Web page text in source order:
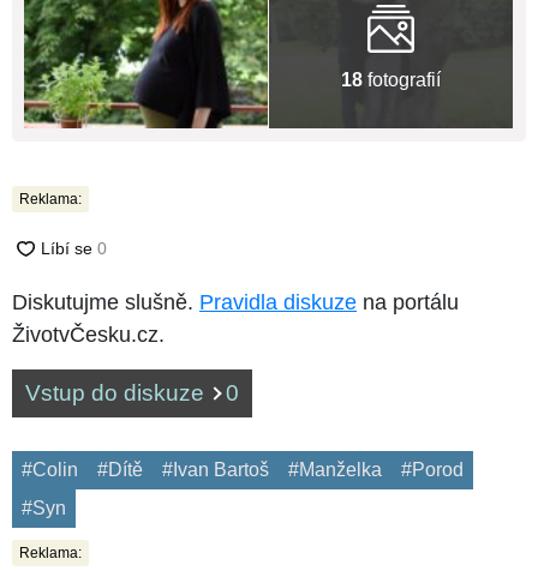
18 fotografií
Reklama:
Diskutujme slušně. Pravidla diskuze na portálu
ŽivotvČesku.cz.
Vstup do diskuze 0
#Colin #Dítě #Ivan Bartoš #Manželka
#Porod
#Syn
Reklama: